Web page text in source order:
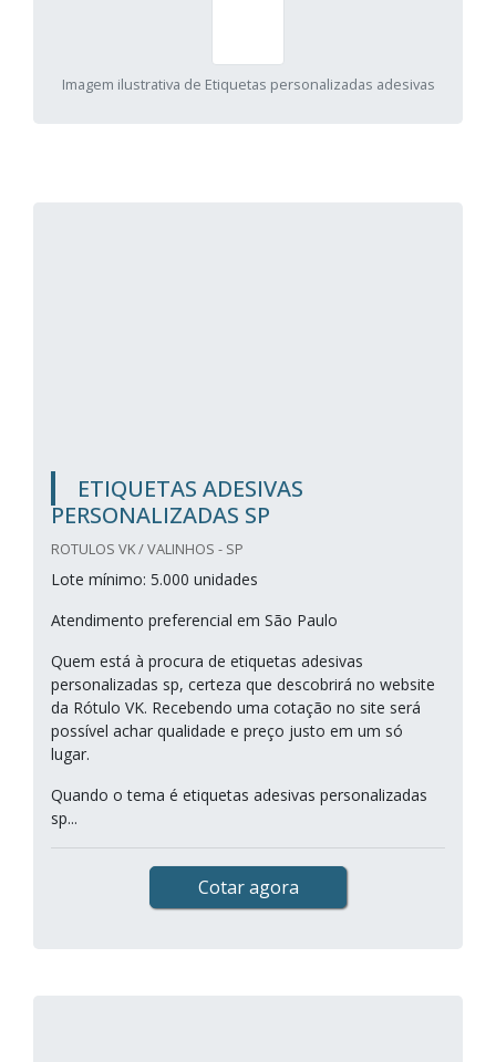
Imagem ilustrativa de Etiquetas personalizadas adesivas
ETIQUETAS ADESIVAS
PERSONALIZADAS SP
ROTULOS VK / VALINHOS - SP
Lote mínimo: 5.000 unidades
Atendimento preferencial em São Paulo
Quem está à procura de etiquetas adesivas
personalizadas sp, certeza que descobrirá no website
da Rótulo VK. Recebendo uma cotação no site será
possível achar qualidade e preço justo em um só
lugar.
Quando o tema é etiquetas adesivas personalizadas
sp...
Cotar agora